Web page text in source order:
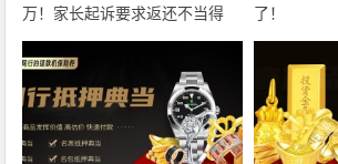
万！家长起诉要求返还不当得
利！
了！